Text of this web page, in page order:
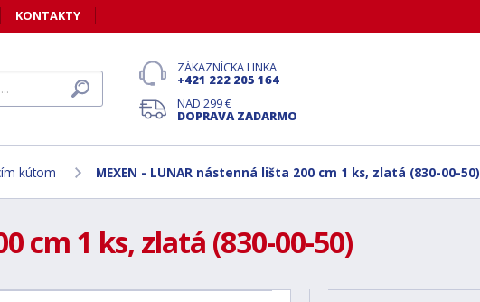
KONTAKTY
ZÁKAZNÍCKA LINKA
+421 222 205 164
NAD 299 €
DOPRAVA ZADARMO
kútom MEXEN - LUNAR nástenná lišta 200 cm 1 ks, zlatá (830-00-50)
cm 1 ks, zlatá (830-00-50)